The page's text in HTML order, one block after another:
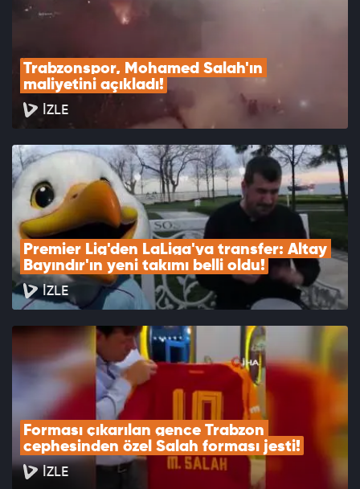
Trabzonspor, Mohamed Salah'ın
maliyetini açıkladı!
İZLE
Premier Lig'den LaLiga'ya transfer: Altay
Bayındır'ın yeni takımı belli oldu!
İZLE
Forması çıkarılan gence Trabzon
cephesinden özel Salah forması jesti!
İZLE